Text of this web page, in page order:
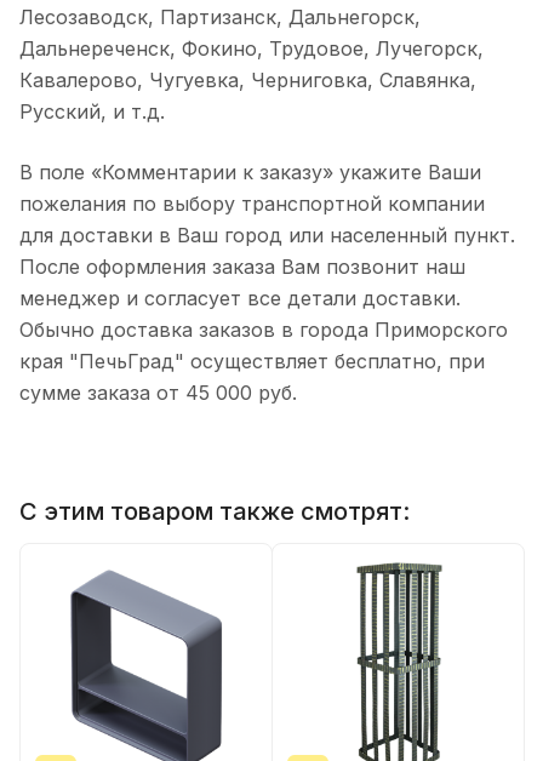
Лесозаводск, Партизанск, Дальнегорск,
Дальнереченск, Фокино, Трудовое, Лучегорск,
Кавалерово, Чугуевка, Черниговка, Славянка,
Русский, и т.д.
В поле «Комментарии к заказу» укажите Ваши
пожелания по выбору транспортной компании
для доставки в Ваш город или населенный пункт.
После оформления заказа Вам позвонит наш
менеджер и согласует все детали доставки.
Обычно доставка заказов в города Приморского
края "ПечьГрад" осуществляет бесплатно, при
сумме заказа от 45 000 руб.
С этим товаром также смотрят: